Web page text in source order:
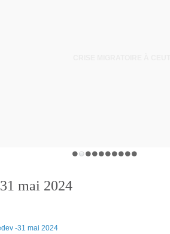
mai 2024